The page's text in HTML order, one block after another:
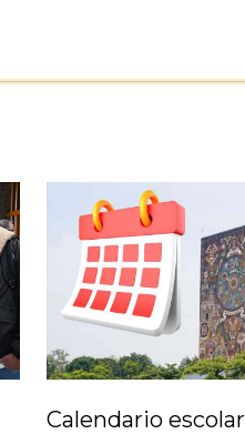
Calendario escolar